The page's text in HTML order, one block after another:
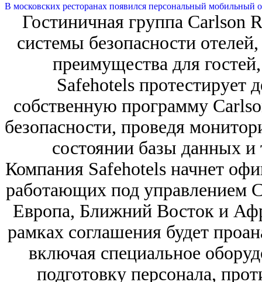
В московских ресторанах появился персональный мобильный
Гостиничная группа Carlson
системы безопасности
преимущества для
Safehotels
собственную программу
безопасности, проведя
состоянии базы данных
Компания Safehotels начнет
работающих под управлением
Европа, Ближний Восток и
рамках соглашения будет
включая специальное
подготовку персонала,